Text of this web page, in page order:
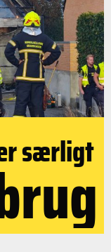
særligt